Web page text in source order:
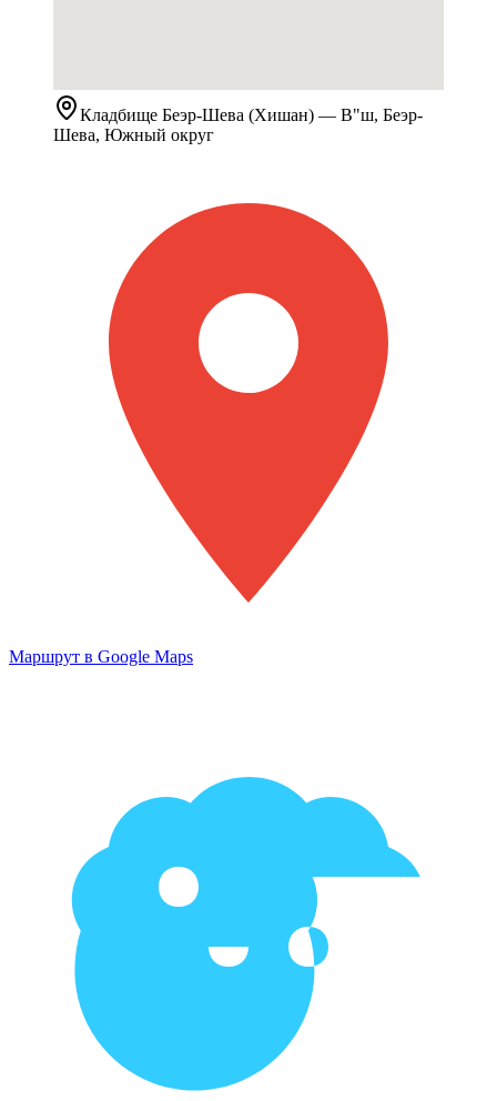
Кладбище Беэр-Шева (Хишан) — В"ш, Беэр-
Шева, Южный округ
Маршрут в Google Maps